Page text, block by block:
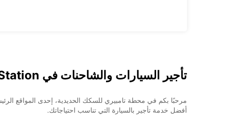
تأجير السيارات والشاحنات في Tampere Railway Station
أفضل خدمة تأجير بالسيارة التي تناسب احتياجاتك.